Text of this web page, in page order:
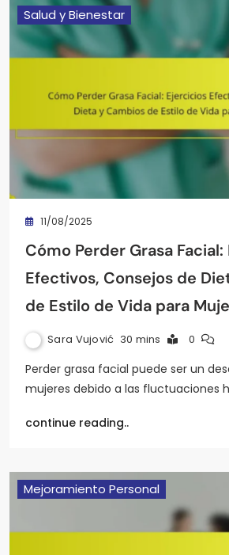
Salud y Bienestar
11/08/2025
Cómo Perder Grasa
Efectivos, Consejos de
de Estilo de Vida para
Sara Vujović 30 mins 0
Perder grasa facial puede ser un
mujeres debido a las fluctuaciones
continue reading..
Mejoramiento Personal